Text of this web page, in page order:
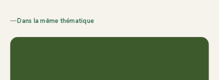
—Dans la même thématique